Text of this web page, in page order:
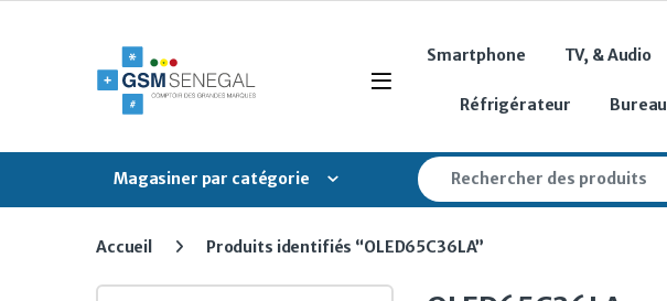
Open
Smartphone TV, & Audio
Réfrigérateur Bureau
Magasiner par catégorie
Search for:
Accueil Produits identifiés “OLED65C36LA”